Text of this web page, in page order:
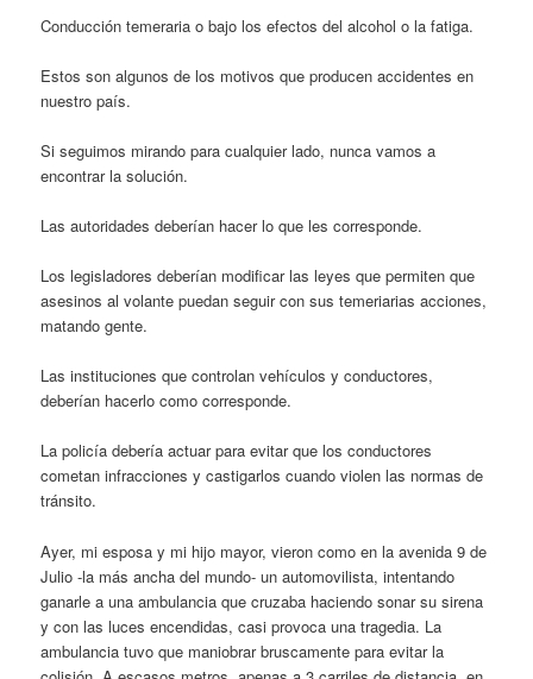
Conducción temeraria o bajo los efectos del alcohol o la fatiga.
Estos son algunos de los motivos que producen accidentes en
nuestro país.
Si seguimos mirando para cualquier lado, nunca vamos a
encontrar la solución.
Las autoridades deberían hacer lo que les corresponde.
Los legisladores deberían modificar las leyes que permiten que
asesinos al volante puedan seguir con sus temeriarias acciones,
matando gente.
Las instituciones que controlan vehículos y conductores,
deberían hacerlo como corresponde.
La policía debería actuar para evitar que los conductores
cometan infracciones y castigarlos cuando violen las normas de
tránsito.
Ayer, mi esposa y mi hijo mayor, vieron como en la avenida 9 de
Julio -la más ancha del mundo- un automovilista, intentando
ganarle a una ambulancia que cruzaba haciendo sonar su sirena
y con las luces encendidas, casi provoca una tragedia. La
ambulancia tuvo que maniobrar bruscamente para evitar la